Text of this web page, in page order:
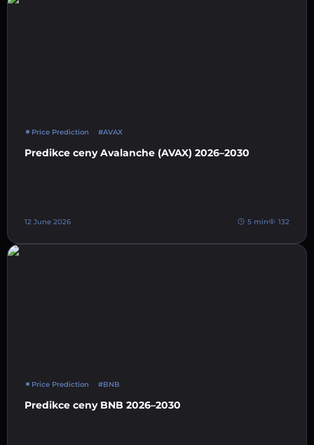
Price Prediction #AVAX
Predikce ceny Avalanche (AVAX) 2026–2030
12 June 2026 5 min 132
Price Prediction #BNB
Predikce ceny BNB 2026–2030